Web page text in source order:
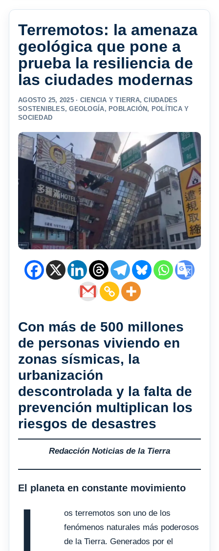
Terremotos: la amenaza
geológica que pone a
prueba la resiliencia de
las ciudades modernas
AGOSTO 25, 2025 · CIENCIA Y TIERRA,CIUDADES
SOSTENIBLES,GEOLOGÍA, POBLACIÓN , POLÍTICA Y
SOCIEDAD
Con más de 500 millones
de personas viviendo en
zonas sísmicas, la
urbanización
descontrolada y la falta de
prevención multiplican los
riesgos de desastres
Redacción Noticias de la Tierra
El planeta en constante movimiento
L
os terremotos son uno de los
fenómenos naturales más poderosos
de la Tierra. Generados por el